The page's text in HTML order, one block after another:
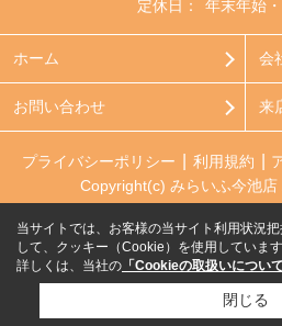
定休日：
年末年始
ホーム 会
お問い合わせ 来
プライバシーポリシー 利用規約
Copyright(c) みらいふ今池店
当サイトでは、お客様の当サイト利用状況
して、クッキー（Cookie）を使用しています
詳しくは、当社の 「Cookieの取扱いについて
閉じる